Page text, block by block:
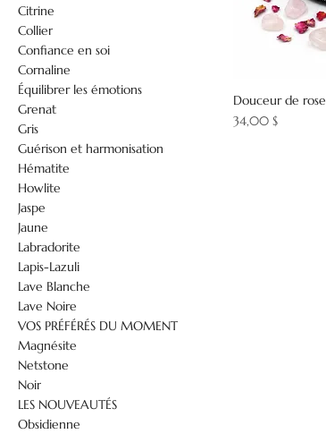
Citrine
Collier
Confiance en soi
Cornaline
Équilibrer les émotions
Grenat
Gris
Guérison et harmonisation
Hématite
Howlite
Jaspe
Jaune
Labradorite
Lapis-Lazuli
Lave Blanche
Lave Noire
VOS PRÉFÉRÉS DU MOMENT
Magnésite
Netstone
Noir
LES NOUVEAUTÉS
Obsidienne
Douceur de rose
Prix
34,00 $